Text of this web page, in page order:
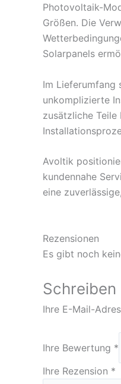
Photovoltaik-
Größen. Die
Solarpanels
Im Lieferumfang
unkomplizierte
zusätzliche
Avoltik
kundennahe
eine
Rezensionen
Es gibt noch
Schreiben
Ihre E-Mail-
Ihre Bewertung *
Ihre Rezension *